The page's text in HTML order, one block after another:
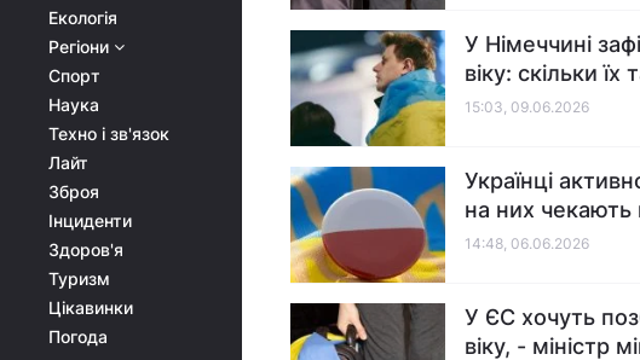
Екологія
Регіони
Спорт
Наука
Техно і зв'язок
Лайт
Зброя
Інциденти
Здоров'я
Туризм
Цікавинки
Погода
У Німеччині
віку: скільки їх
15:03, 09.06.2026
Українці
на них
14:48, 06.06.2026
У ЄС хочуть
віку, - міністр